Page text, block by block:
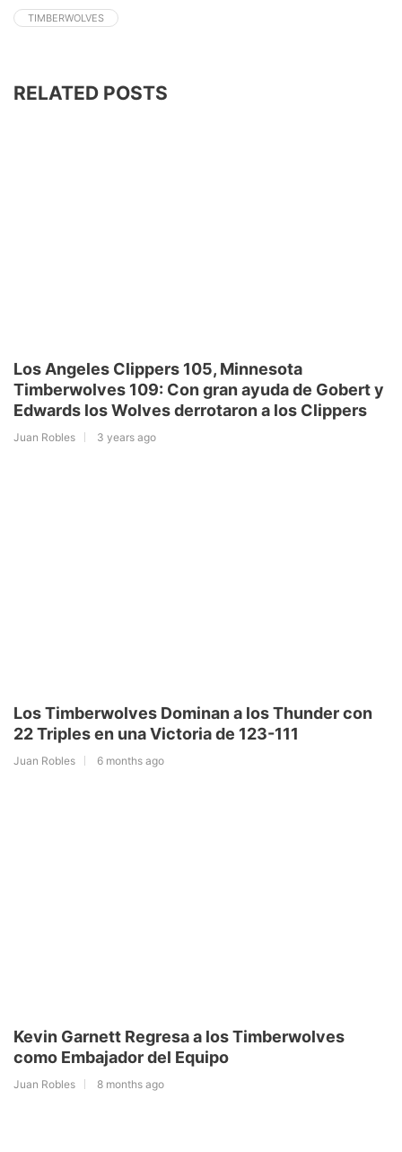
TIMBERWOLVES
RELATED POSTS
Los Angeles Clippers 105, Minnesota
Timberwolves 109: Con gran ayuda de Gobert y
Edwards los Wolves derrotaron a los Clippers
Juan Robles 3 years ago
Los Timberwolves Dominan a los Thunder con
22 Triples en una Victoria de 123-111
Juan Robles 6 months ago
Kevin Garnett Regresa a los Timberwolves
como Embajador del Equipo
Juan Robles 8 months ago